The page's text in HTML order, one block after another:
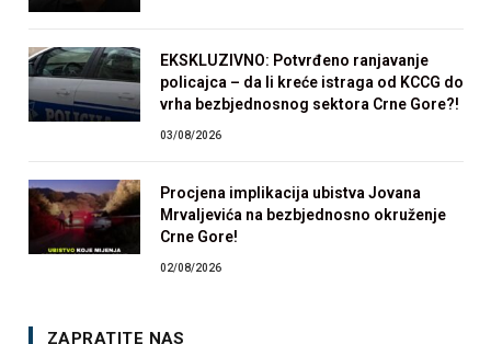
EKSKLUZIVNO: Potvrđeno ranjavanje
policajca – da li kreće istraga od KCCG do
vrha bezbjednosnog sektora Crne Gore?!
03/08/2026
Procjena implikacija ubistva Jovana
Mrvaljevića na bezbjednosno okruženje
Crne Gore!
02/08/2026
ZAPRATITE NAS